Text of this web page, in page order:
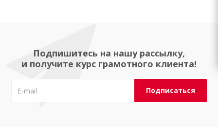
Подпишитесь на нашу рассылку,
и получите курс грамотного клиента!